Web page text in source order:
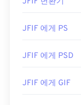
JFIF 에게 PS
JFIF 에게 PSD
JFIF 에게 GIF